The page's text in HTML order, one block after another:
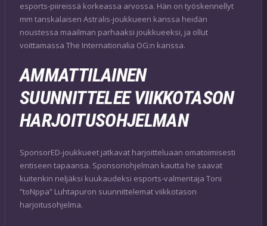
esports-piireissä korkeassa arvossa. Hän on työskennellyt
mm tanskalaisen Astralis-joukkueen kanssa heidän
noustessa maailman parhaaksi joukkueeksi, ja ollut
voittamassa The Internationalia OG:n kanssa.
AMMATTILAINEN
SUUNNITTELEE VIIKKOTASON
HARJOITUSOHJELMAN
SponsorED-joukkueet jatkavat harjoitteluaan omatoimisesti
entiseen tapaansa. Sponsoriohjelman kautta he saavat
kuitenkin neljäksi kuukaudeksi esports-valmentaja Toni
”toNppa” Luhtapuron suunnittelemat viikkotason
harjoitusohjelma.